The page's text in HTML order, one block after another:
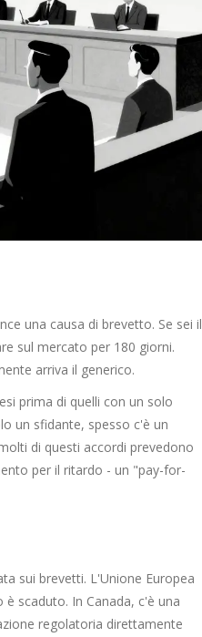
una causa di brevetto. Se sei il
sul mercato per 180 giorni.
arriva il generico.
prima di quelli con un solo
un sfidante, spesso c'è un
di questi accordi prevedono
per il ritardo - un "pay-for-
sui brevetti. L'Unione Europea
scaduto. In Canada, c'è una
regolatoria direttamente